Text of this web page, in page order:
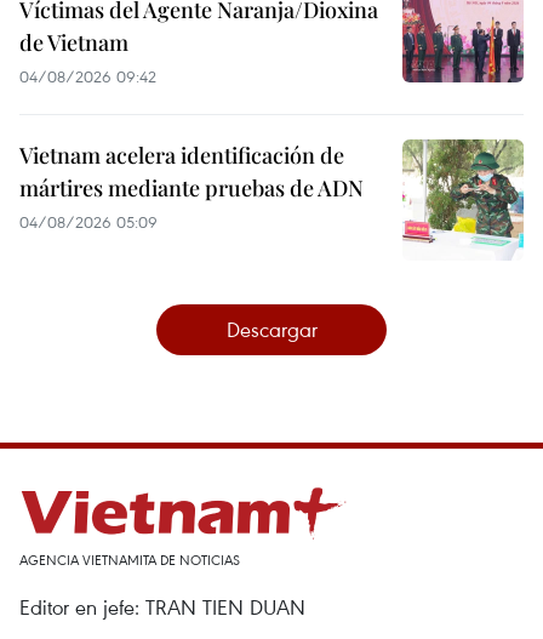
Víctimas del Agente Naranja/Dioxina
de Vietnam
04/08/2026 09:42
Vietnam acelera identificación de
mártires mediante pruebas de ADN
04/08/2026 05:09
Descargar
AGENCIA VIETNAMITA DE NOTICIAS
Editor en jefe: TRAN TIEN DUAN